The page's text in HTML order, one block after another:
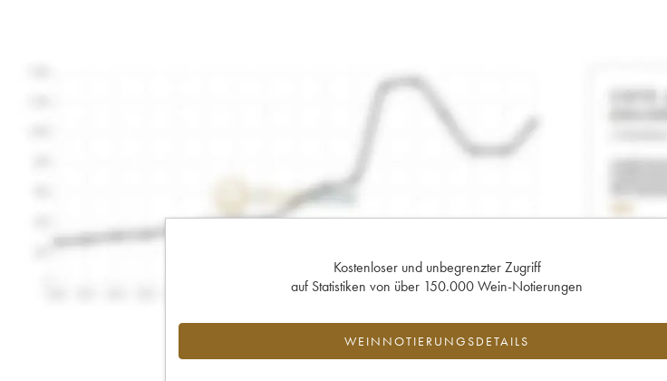
Kostenloser und unbegrenzter Zugriff
auf Statistiken von über 150.000 Wein-Notierungen
WEINNOTIERUNGSDETAILS